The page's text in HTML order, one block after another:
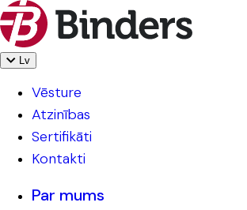
Lv
Vēsture
Atzinības
Sertifikāti
Kontakti
Par mums